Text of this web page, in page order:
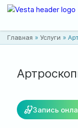
Врачи
Цены
Контакты
Главная » Услуги »
Запись